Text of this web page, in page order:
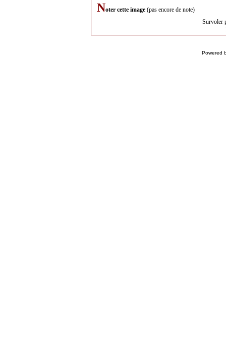
Noter cette image (pas encore de note)
Survoler
Powered